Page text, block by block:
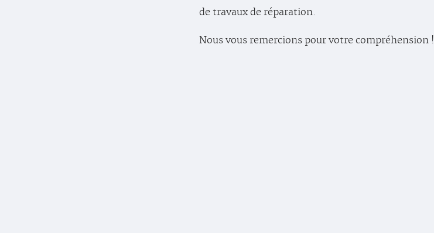
de travaux de réparation.
Nous vous remercions pour votre compréhension !